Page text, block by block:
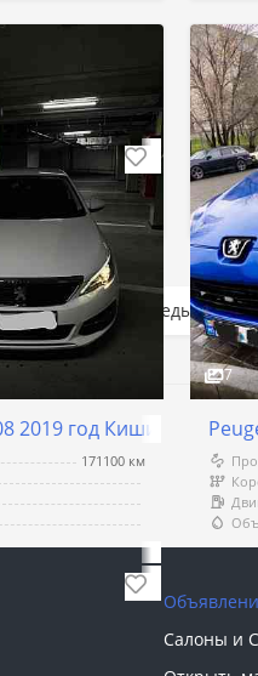
$15
2019 год Кишинёв
171100 км
7
Предыдущая
Салоны и